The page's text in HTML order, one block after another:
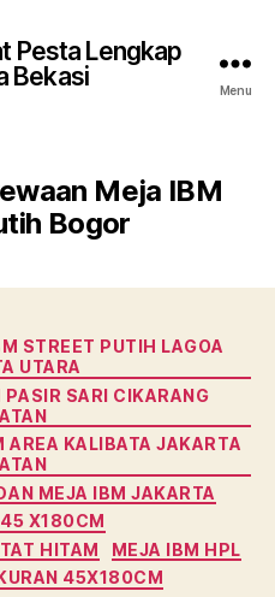
Pesta Lengkap
Bekasi
Menu
Meja IBM
Bogor
Categories
STREET PUTIH LAGOA
UTARA
SARI CIKARANG
AREA KALIBATA JAKARTA
MEJA IBM JAKARTA
X180CM
HITAM
MEJA IBM HPL
45X180CM